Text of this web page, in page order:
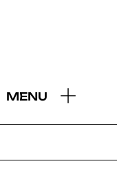
MENU
2021 2019